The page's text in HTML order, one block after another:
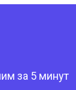
за 5 минут